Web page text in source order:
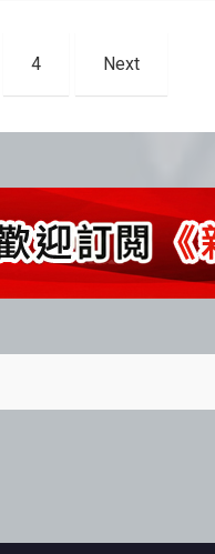
4 Next